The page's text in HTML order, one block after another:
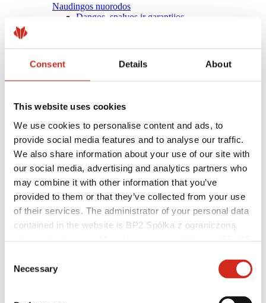
Consent Details About
This website uses cookies
We use cookies to personalise content and ads, to
provide social media features and to analyse our traffic.
We also share information about your use of our site with
our social media, advertising and analytics partners who
may combine it with other information that you’ve
provided to them or that they’ve collected from your use
of their services. The administrator of your personal data
contained in the website is BP2 Spółka z ograniczoną
121387608.
Selection
Necessary
Naudingos nuorodos
Dangos, spalvos ir garantijos
Rasti rangovą
Kur įsigyti?
BIM bibliotekos